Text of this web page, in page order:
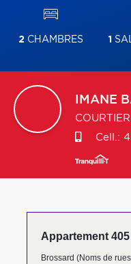
2 CHAMBRES 1
IMANE
Cell.:
Appartement 405
Brossard (Noms de